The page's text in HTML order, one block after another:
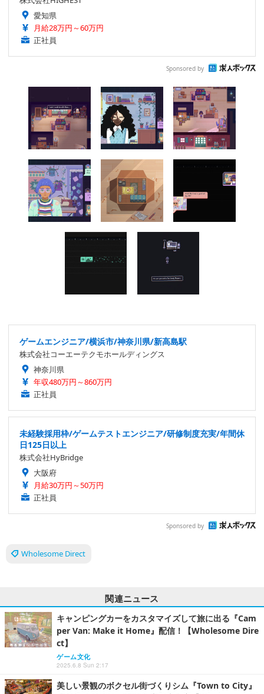
愛知県
月給28万円～60万円
正社員
Sponsored by
ゲームエンジニア/横浜市/神奈川県/新高島駅
株式会社コーエーテクモホールディングス
神奈川県
年収480万円～860万円
正社員
未経験採用枠/ゲームテストエンジニア/研修制度充実/年間休
日125日以上
株式会社HyBridge
大阪府
月給30万円～50万円
正社員
Sponsored by
Wholesome Direct
関連ニュース
キャンピングカーをカスタマイズして旅に出る『Cam
per Van: Make it Home』配信！【Wholesome Dire
ct】
ゲーム文化
2025.6.8 Sun 2:17
美しい景観のボクセル街づくりシム『Town to City』